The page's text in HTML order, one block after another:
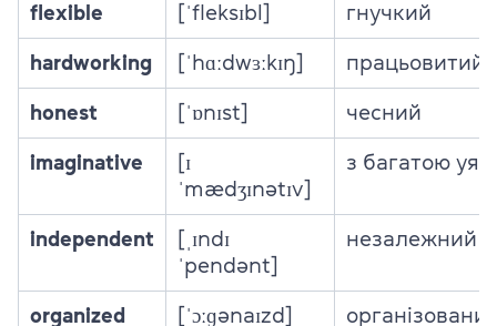
flexible [ˈfleksɪbl] гнучкий
hardworking [ˈhɑːdwɜːkɪŋ] працьовитий
honest [ˈɒnɪst] чесний
imaginative
[ɪ
ˈmædʒɪnətɪv]
з багатою
independent
[ˌɪndɪ
ˈpendənt]
незалежний
organized [ˈɔːɡənaɪzd]